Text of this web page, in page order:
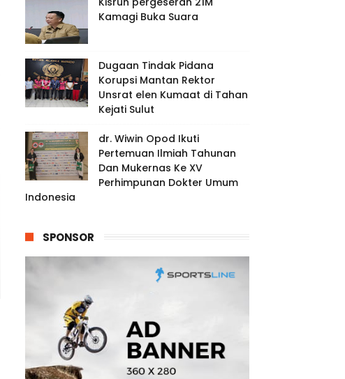
Kamagi Buka Suara
Dugaan Tindak Pidana
Korupsi Mantan Rektor
Unsrat elen Kumaat di Tahan
Kejati Sulut
dr. Wiwin Opod Ikuti
Pertemuan Ilmiah Tahunan
Dan Mukernas Ke XV
Perhimpunan Dokter Umum
Indonesia
SPONSOR